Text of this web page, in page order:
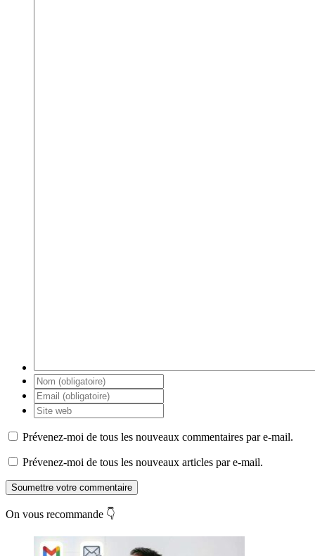
Prévenez-moi de tous les nouveaux commentaires par e-mail.
Prévenez-moi de tous les nouveaux articles par e-mail.
Soumettre votre commentaire
On vous recommande 👇